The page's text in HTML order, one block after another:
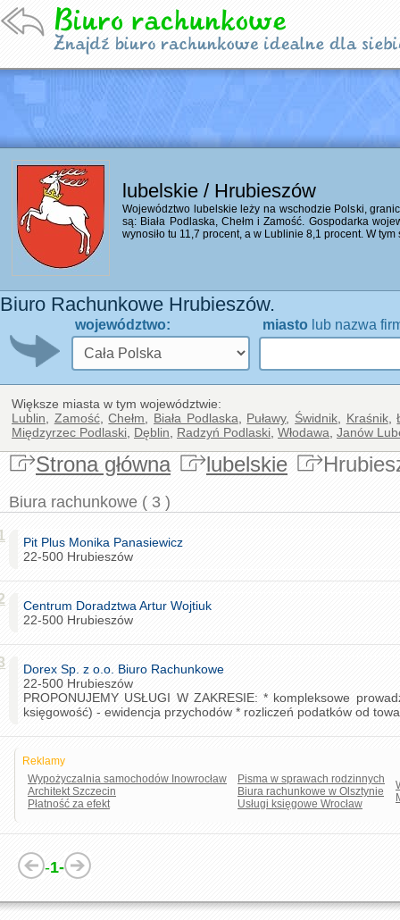
lubelskie / Hrubieszów
Województwo lubelskie leży na wschodzie Polski,
są: Biała Podlaska, Chełm i Zamość. Gospodarka
wynosiło tu 11,7 procent, a w Lublinie 8,1 procent. W
Biuro Rachunkowe Hrubieszów.
województwo: miasto lub nazwa
Większe miasta w tym województwie:
Lublin
Zamość,Chełm Biała Podlaska Puławy, Świdnik Kraśnik,
Międzyrzec Podlaski Dęblin Radzyń Podlaski Włodawa Janów
Strona główna lubelskie
Biura rachunkowe ( 3 )
Pit Plus Monika Panasiewicz
22-500 Hrubieszów
Centrum Doradztwa Artur Wojtiuk
22-500 Hrubieszów
Dorex Sp. z o.o. Biuro Rachunkowe
22-500 Hrubieszów
PROPONUJEMY USŁUGI W ZAKRESIE: * kompleksowe
księgowość) - ewidencja przychodów * rozliczeń podatków od
Reklamy
Wypożyczalnia samochodów Inowrocław
Architekt Szczecin
Płatność za efekt
Pisma w sprawach rodzinnych
Biura rachunkowe w Olsztynie
Usługi księgowe Wrocław
-1-